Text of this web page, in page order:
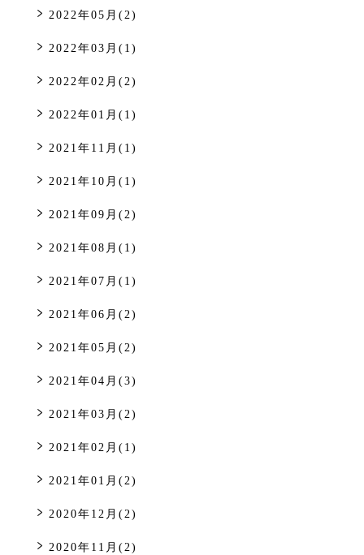
2022年05月(2)
2022年03月(1)
2022年02月(2)
2022年01月(1)
2021年11月(1)
2021年10月(1)
2021年09月(2)
2021年08月(1)
2021年07月(1)
2021年06月(2)
2021年05月(2)
2021年04月(3)
2021年03月(2)
2021年02月(1)
2021年01月(2)
2020年12月(2)
2020年11月(2)